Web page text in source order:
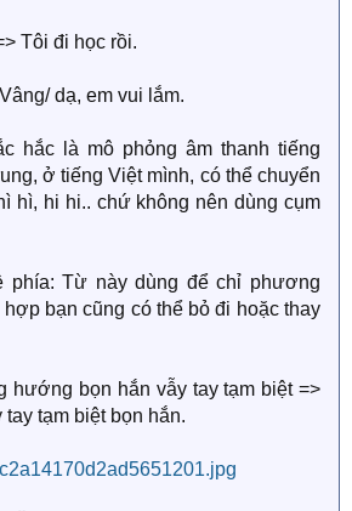
Tôi đi học rồi.
dạ, em vui lắm.
hắc là mô phỏng âm thanh tiếng
ở tiếng Việt mình, có thể chuyển
hì, hi hi.. chứ không nên dùng cụm
phía: Từ này dùng để chỉ phương
bạn cũng có thể bỏ đi hoặc thay
hướng bọn hắn vẫy tay tạm biệt =>
tạm biệt bọn hắn.